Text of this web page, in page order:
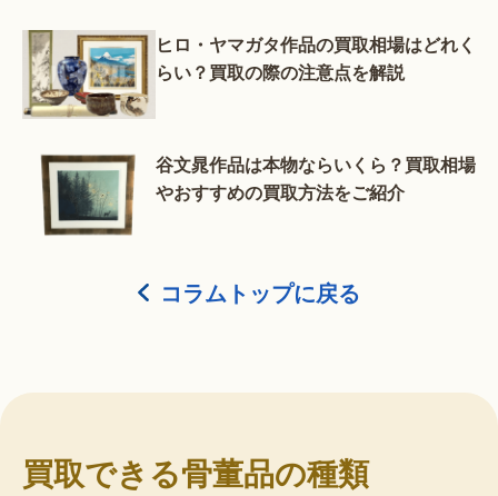
ヒロ・ヤマガタ作品の買取相場はどれく
らい？買取の際の注意点を解説
谷文晁作品は本物ならいくら？買取相場
やおすすめの買取方法をご紹介
コラムトップに戻る
買取できる骨董品の種類